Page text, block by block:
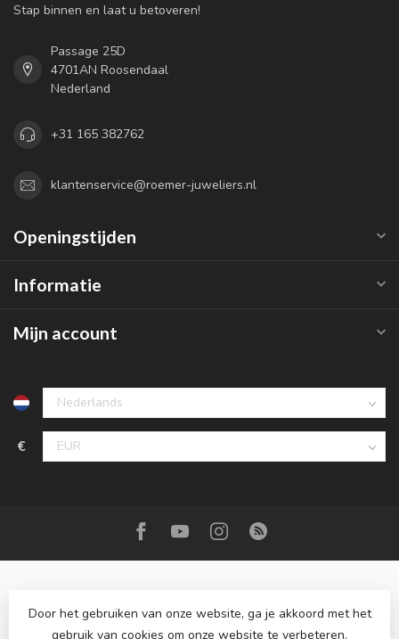
Stap binnen en laat u betoveren!
Passage 25D
4701AN Roosendaal
Nederland
+31 165 382762
klantenservice@roemer-juweliers.nl
Openingstijden
Informatie
Mijn account
€
Door het gebruiken van onze website, ga je akkoord met het
gebruik van cookies om onze website te verbeteren.